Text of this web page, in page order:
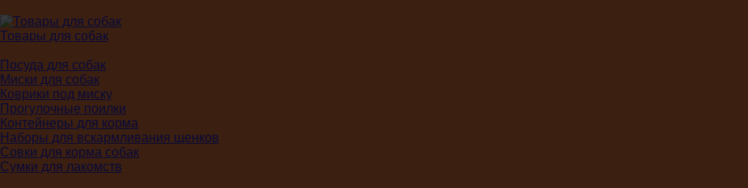
Товары для собак
Посуда для собак
Миски для собак
Коврики под миску
Прогулочные поилки
Контейнеры для корма
Наборы для вскармливания щенков
Совки для корма собак
Сумки для лакомств